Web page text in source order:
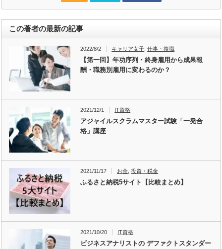
この著者の最新の記事
2022/8/2 キャリア女子 ,仕事・復職
【第一回】年功序列・終身雇用から成果報
酬・職務別雇用に変わるのか？
2021/12/1 IT資格
アジャイルスクラムマスター試験「一発合
格」講座
2021/11/17 お金 ,投資・税金
ふるさと納税5サイト【比較まとめ】
2021/10/20 IT資格
ビジネスアナリストの デファクトスタンダー